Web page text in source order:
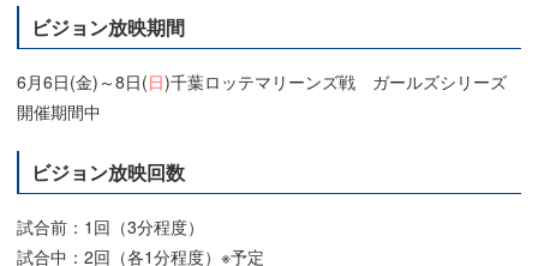
ビジョン放映期間
6月6日(金)～8日(日)千葉ロッテマリーンズ戦 ガールズシリーズ
開催期間中
ビジョン放映回数
試合前：1回（3分程度）
試合中：2回（各1分程度）※予定